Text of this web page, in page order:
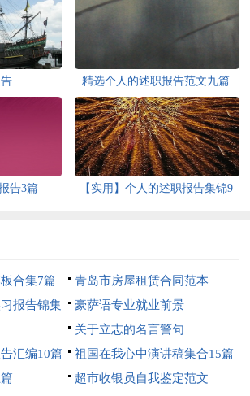
精选个人的述职报告范文九篇
告3篇
【实用】个人的述职报告集锦9
合集7篇
青岛市房屋租赁合同范本
报告锦集
豪萨语专业就业前景
关于立志的名言警句
汇编10篇
祖国在我心中演讲稿集合15篇
超市收银员自我鉴定范文